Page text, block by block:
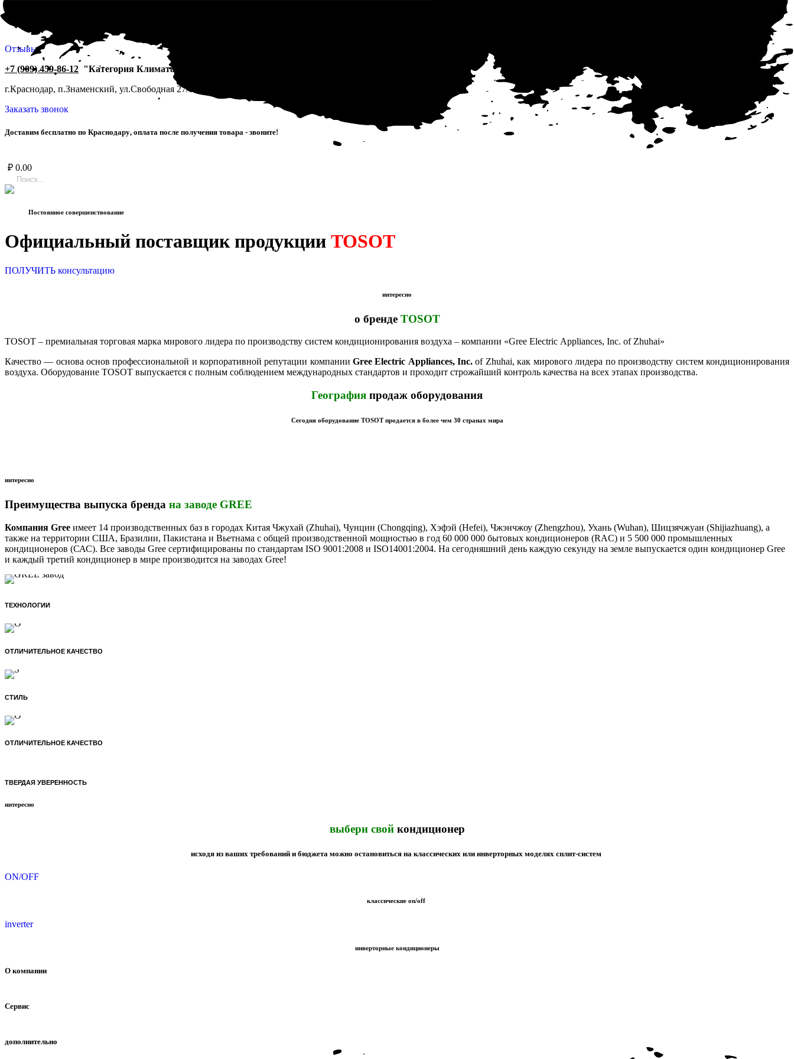
Отзывы
+7 (909) 459-86-12 "Категория Климата"
г.Краснодар, п.Знаменский, ул.Свободная 27/1.
Заказать звонок
Доставим бесплатно по Краснодару, оплата после получения товара - звоните!
₽ 0.00
Постоянное совершенствование
Официальный поставщик продукции TOSOT
ПОЛУЧИТЬ консультацию
интересно
о бренде TOSOT
TOSOT – премиальная торговая марка мирового лидера по производству систем кондиционирования воздуха – компании «Gree Electric Appliances, Inc. of Zhuhai»
Качество — основа основ профессиональной и корпоративной репутации компании Gree Electric Appliances, Inc. of Zhuhai, как мирового лидера по производству систем кондиционирования
воздуха. Оборудование TOSOT выпускается с полным соблюдением международных стандартов и проходит строжайший контроль качества на всех этапах производства.
География продаж оборудования
Сегодня оборудование TOSOT продается в более чем 30 странах мира
интересно
Преимущества выпуска бренда на заводе GREE
Компания Gree имеет 14 производственных баз в городах Китая Чжухай (Zhuhai), Чунцин (Chongqing), Хэфэй (Hefei), Чжэнчжоу (Zhengzhou), Ухань (Wuhan), Шицзячжуан (Shijiazhuang), а
также на территории США, Бразилии, Пакистана и Вьетнама с общей производственной мощностью в год 60 000 000 бытовых кондиционеров (RAC) и 5 500 000 промышленных
кондиционеров (САС). Все заводы Gree сертифицированы по стандартам ISO 9001:2008 и ISO14001:2004. На сегодняшний день каждую секунду на земле выпускается один кондиционер Gree
и каждый третий кондиционер в мире производится на заводах Gree!
ТЕХНОЛОГИИ
ОТЛИЧИТЕЛЬНОЕ КАЧЕСТВО
СТИЛЬ
ОТЛИЧИТЕЛЬНОЕ КАЧЕСТВО
ТВЕРДАЯ УВЕРЕННОСТЬ
интересно
выбери свой кондиционер
исходя из ваших требований и бюджета можно остановиться на классических или инверторных моделях сплит-систем
ON/OFF
классические on/off
inverter
инверторные кондиционеры
О компании
Сервис
дополнительно